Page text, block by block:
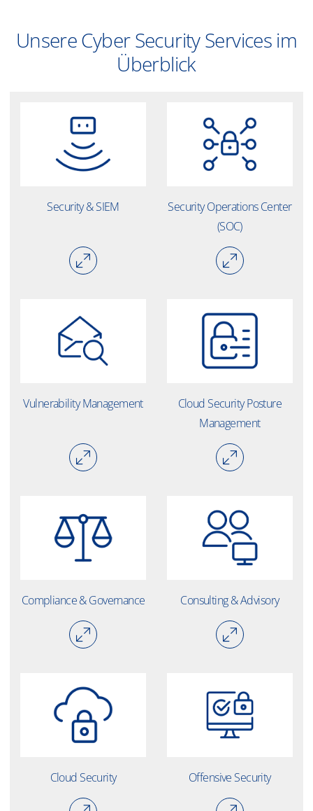
Unsere Cyber Security Services im
Überblick
Security & SIEM
Security Operations Center
(SOC)
Vulnerability Management
Cloud Security Posture
Management
Compliance & Governance Consulting & Advisory
Cloud Security Offensive Security